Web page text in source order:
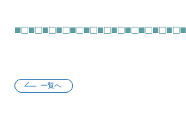
一覧へ